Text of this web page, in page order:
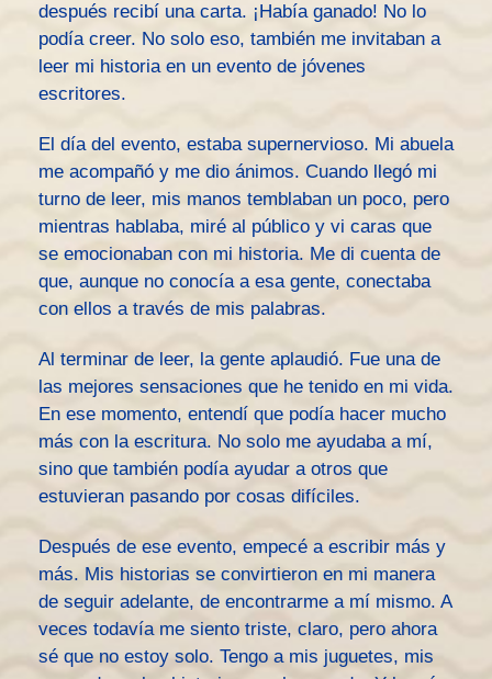
después recibí una carta. ¡Había ganado! No lo
podía creer. No solo eso, también me invitaban a
leer mi historia en un evento de jóvenes
escritores.
El día del evento, estaba supernervioso. Mi abuela
me acompañó y me dio ánimos. Cuando llegó mi
turno de leer, mis manos temblaban un poco, pero
mientras hablaba, miré al público y vi caras que
se emocionaban con mi historia. Me di cuenta de
que, aunque no conocía a esa gente, conectaba
con ellos a través de mis palabras.
Al terminar de leer, la gente aplaudió. Fue una de
las mejores sensaciones que he tenido en mi vida.
En ese momento, entendí que podía hacer mucho
más con la escritura. No solo me ayudaba a mí,
sino que también podía ayudar a otros que
estuvieran pasando por cosas difíciles.
Después de ese evento, empecé a escribir más y
más. Mis historias se convirtieron en mi manera
de seguir adelante, de encontrarme a mí mismo. A
veces todavía me siento triste, claro, pero ahora
sé que no estoy solo. Tengo a mis juguetes, mis